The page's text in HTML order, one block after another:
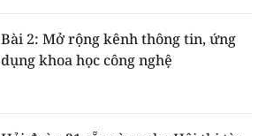
Bài 2: Mở rộng kênh thông tin, ứng
dụng khoa học công nghệ